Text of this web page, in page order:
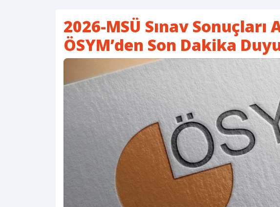
2026-MSÜ Sınav Sonuçları
ÖSYM’den Son Dakika